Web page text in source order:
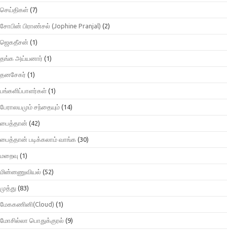
செய்திகள் (7)
சோபின் பிராண்சல் (Jophine Pranjal) (2)
ஜெகதீசன் (1)
தங்க அய்யனார் (1)
தனசேகர் (1)
பங்களிப்பாளர்கள் (1)
பேராலயமும் சந்தையும் (14)
பைத்தான் (42)
பைத்தான் படிக்கலாம் வாங்க (30)
மறைவு (1)
மின்னணுவியல் (52)
முத்து (83)
மேககணினி(Cloud) (1)
மோசில்லா பொதுக்குரல் (9)